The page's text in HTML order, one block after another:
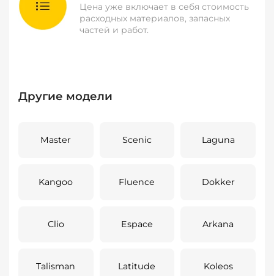
Цена уже включает в себя стоимость
расходных материалов, запасных
частей и работ.
Другие модели
Master Scenic Laguna
Kangoo Fluence Dokker
Clio Espace Arkana
Talisman Latitude Koleos